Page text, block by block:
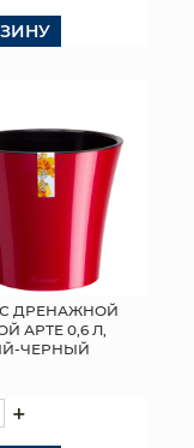
ДРЕНАЖНОЙ
АРТЕ 0,6 Л,
ЧЕРНЫЙ
+